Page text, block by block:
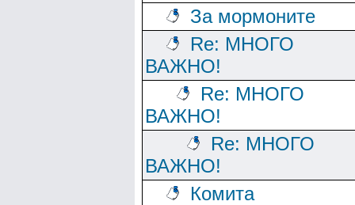
За мормоните
Re: МНОГО
ВАЖНО!
Re: МНОГО
ВАЖНО!
Re: МНОГО
ВАЖНО!
Комита